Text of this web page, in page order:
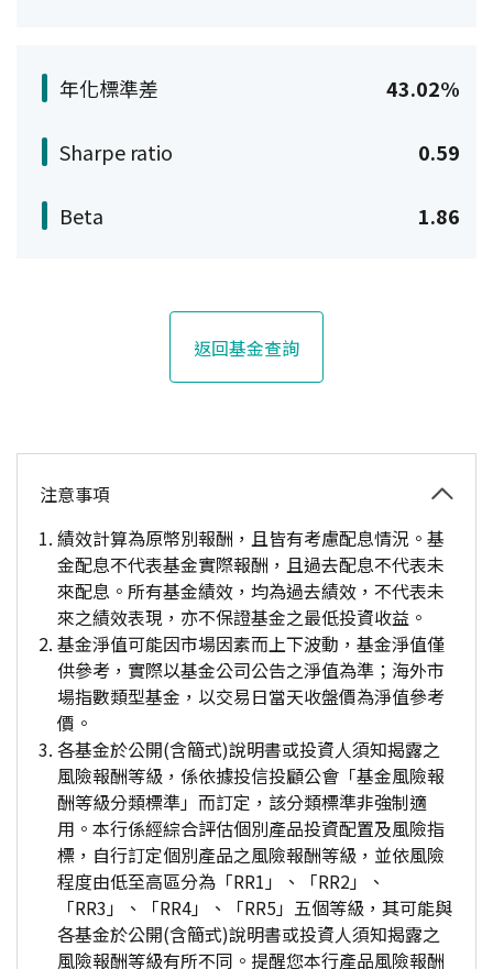
年化標準差 43.02%
Sharpe ratio 0.59
Beta 1.86
返回基金查詢
注意事項
績效計算為原幣別報酬，且皆有考慮配息情況。基
金配息不代表基金實際報酬，且過去配息不代表未
來配息。所有基金績效，均為過去績效，不代表未
來之績效表現，亦不保證基金之最低投資收益。
基金淨值可能因市場因素而上下波動，基金淨值僅
供參考，實際以基金公司公告之淨值為準；海外市
場指數類型基金，以交易日當天收盤價為淨值參考
價。
各基金於公開(含簡式)說明書或投資人須知揭露之
風險報酬等級，係依據投信投顧公會「基金風險報
酬等級分類標準」而訂定，該分類標準非強制適
用。本行係經綜合評估個別產品投資配置及風險指
標，自行訂定個別產品之風險報酬等級，並依風險
程度由低至高區分為「RR1」、「RR2」、
「RR3」、「RR4」、「RR5」五個等級，其可能與
各基金於公開(含簡式)說明書或投資人須知揭露之
風險報酬等級有所不同。提醒您本行產品風險報酬